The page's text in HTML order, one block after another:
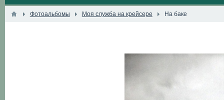
Фотоальбомы Моя служба на крейсере На баке